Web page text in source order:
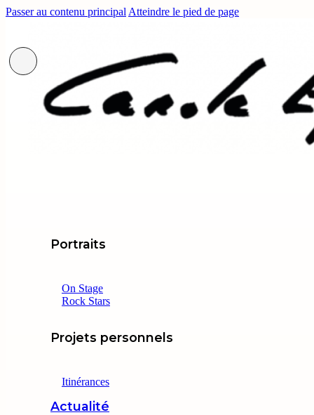
Passer au contenu principal Atteindre le pied de page
Portraits
On Stage
Rock Stars
Projets personnels
Itinérances
Actualité